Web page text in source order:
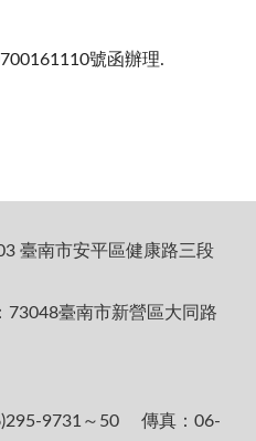
號函辦理.
臺南市安平區健康路三段
73048臺南市新營區大同路
9731～50 傳真：06-